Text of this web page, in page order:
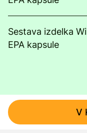
Sestava izdelka
EPA kapsule
V